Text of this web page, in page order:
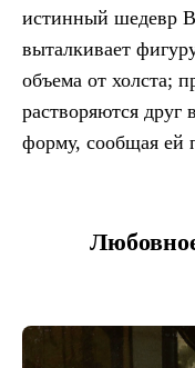
истинный шедевр
выталкивает
объема от холста;
растворяются друг
форму, сообщая ей